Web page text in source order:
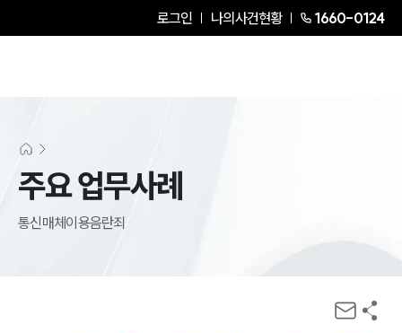
로그인 나의사건현황 1660-0124
주요 업무사례
통신매체이용음란죄